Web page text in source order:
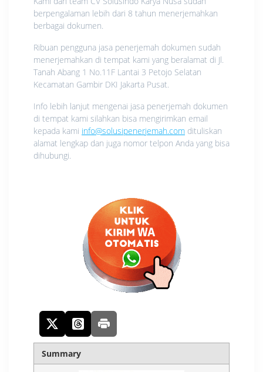
berpengalaman lebih dari 8 tahun menerjemahkan
berbagai dokumen.
Ribuan pengguna jasa penerjemah dokumen sudah
menerjemahkan di tempat kami yang beralamat di Jl.
Tanah Abang 1 No.11F Lantai 3 Petojo Selatan
Kecamatan Gambir DKI Jakarta Pusat.
Info lebih lanjut mengenai jasa penerjemah dokumen
di tempat kami silahkan bisa mengirimkan email
kepada kami info@solusipenerjemah.com dituliskan
alamat lengkap dan juga nomor telpon Anda yang bisa
dihubungi.
Summary